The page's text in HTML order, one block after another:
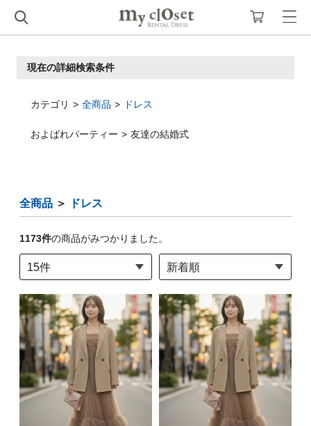
現在の詳細検索条件
カテゴリ 全商品 ドレス
およばれパーティー 友達の結婚式
全商品 ＞ ドレス
1173件の商品がみつかりました。